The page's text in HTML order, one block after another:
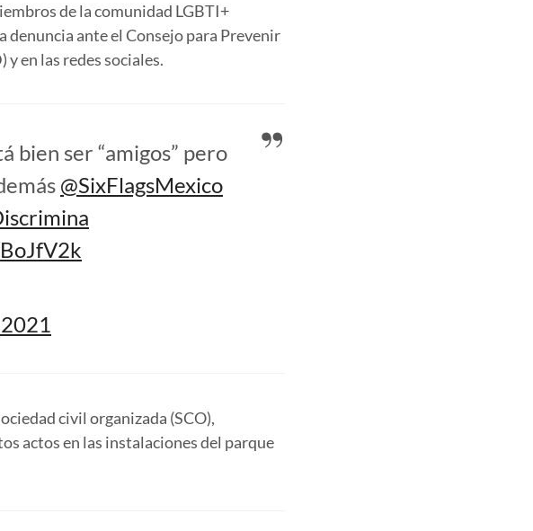
de la comunidad LGBTI+
denuncia ante el Consejo para Prevenir
en las redes sociales.
bien ser “amigos” pero
@SixFlagsMexico
civil organizada (SCO),
actos en las instalaciones del parque